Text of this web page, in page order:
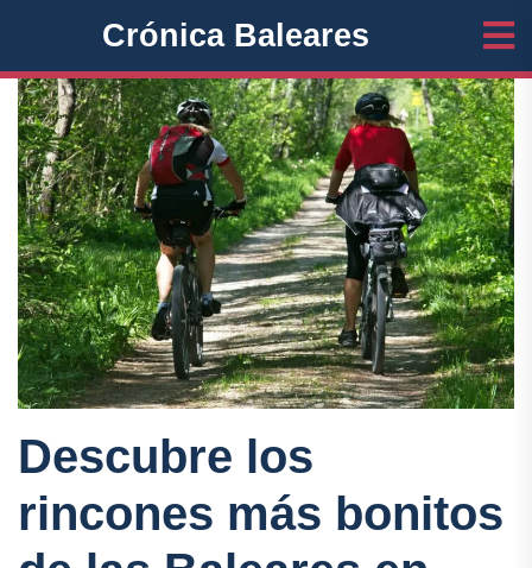
Crónica Baleares
Descubre los
rincones más bonitos